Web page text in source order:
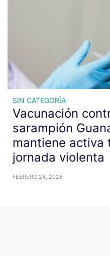
SIN CATEGORÍA
Vacunación
sarampión
mantiene activa
jornada violenta
FEBRERO 24, 2026